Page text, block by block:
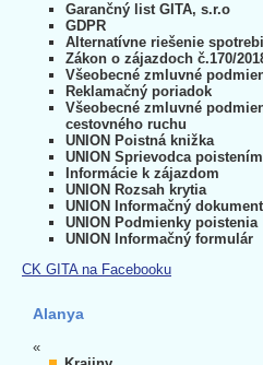
Garančný list GITA, s.r.o
GDPR
Alternatívne riešenie
Zákon o zájazdoch č.170/
Všeobecné zmluvné
Reklamačný poriadok
Všeobecné zmluvné
cestovného ruchu
UNION Poistná knižka
UNION Sprievodca poistením
Informácie k zájazdom
UNION Rozsah krytia
UNION Informačný dokument
UNION Podmienky poistenia
UNION Informačný formulár
CK GITA na Facebooku
Alanya
«